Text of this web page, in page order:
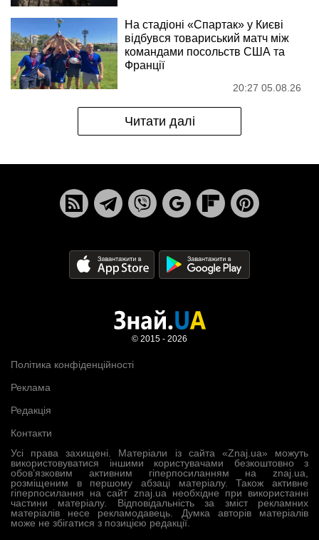
На стадіоні «Спартак» у Києві
відбувся товариський матч між
командами посольств США та
Франції
20:27 05.08.26
Читати далі
Усі права захищені. Матеріали із сайта «Znaj.ua» можуть
використовуватися іншими користувачами безкоштовно з
обов’язковим активним гіперпосиланням на znaj.ua,
розміщеним в першому абзаці матеріалу. Також активне
гіперпосилання на сайт znaj.ua необхідне при використанні
частини матеріалу. Відповідальність за зміст рекламних
матеріалів несе рекламодавець. Думка авторів матеріалів
може не збігатися з позицією редакції.
Політика конфіденційності
Реклама
Редакція
Контакти
© 2015 - 2026